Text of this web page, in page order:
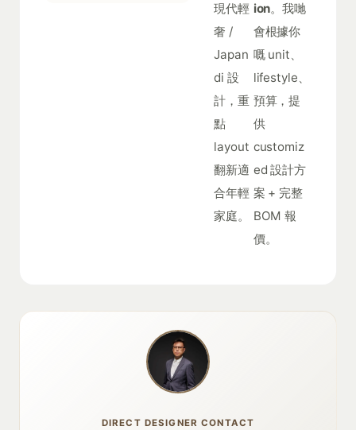
現代輕
奢 /
Japan
di 設
計，重
點
layout
翻新適
合年輕
家庭。
ion。我哋
會根據你
嘅 unit、
lifestyle、
預算，提
供
customiz
ed 設計方
案 + 完整
BOM 報
價。
DIRECT DESIGNER CONTACT